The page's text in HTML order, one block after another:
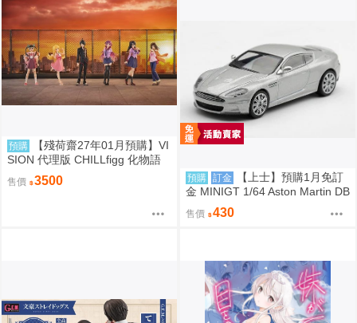
預購
【殘荷齋27年01月預購】VI
SION 代理版 CHILLfigg 化物語
盒玩 中盒6入 0923
售價 3500 預購 訂金
【上士】預購1月免訂
金 MINIGT 1/64 Aston Martin DB
S 2008 銀2008 左駕 39671 080
9
售價 430